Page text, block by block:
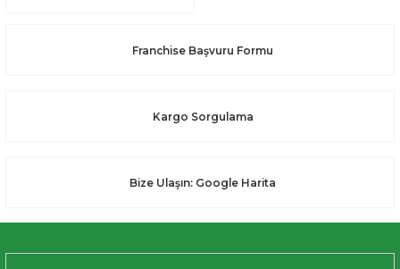
Franchise Başvuru Formu
Kargo Sorgulama
Bize Ulaşın: Google Harita